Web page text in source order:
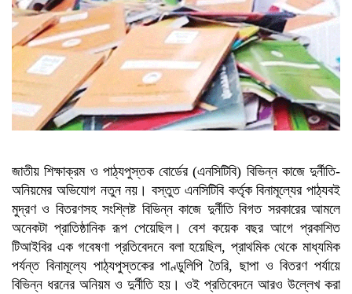
মালয়েশিয়া প্রধানমন্ত্রীর
ত্রয়োদশ জাতীয় সংসদ নির্বাচনে বিজয়
লাভে তারেক রহমানকে অভিনন্দন
জানালেন মার্কিন পররাষ্ট্রমন্ত্রী
ত্রয়োদশ জাতীয় সংসদ নির্বাচনের
বিজয়ে তারেক রহমানকে অভিনন্দন
নেপালের প্রধানমন্ত্রীর
জাতীয় শিক্ষাক্রম ও পাঠ্যপুস্তক বোর্ডের (এনসিটিবি) বিভিন্ন কাজে দুর্নীতি-
অনিয়মের অভিযোগ নতুন নয়। বস্তুত এনসিটিবি কর্তৃক বিনামূল্যের পাঠ্যবই
মুদ্রণ ও বিতরণসহ সংশ্লিষ্ট বিভিন্ন কাজে দুর্নীতি বিগত সরকারের আমলে
অনেকটা প্রাতিষ্ঠানিক রূপ পেয়েছিল। বেশ কয়েক বছর আগে প্রকাশিত
টিআইবির এক গবেষণা প্রতিবেদনে বলা হয়েছিল, প্রাথমিক থেকে মাধ্যমিক
পর্যন্ত বিনামূল্যে পাঠ্যপুস্তকের পাণ্ডুলিপি তৈরি, ছাপা ও বিতরণ পর্যায়ে
বিভিন্ন ধরনের অনিয়ম ও দুর্নীতি হয়। ওই প্রতিবেদনে আরও উল্লেখ করা